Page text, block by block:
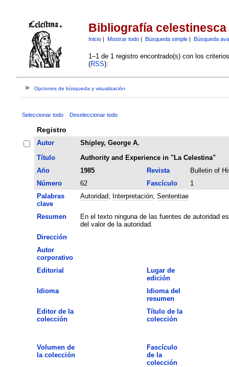
Bibliografía celestinesca
Inicio| Mostrar todo| Búsqueda simple| Búsqueda
1–1 de 1 registro encontrado(s) con los
(RSS):
Opciones de búsqueda y visualización
Seleccionar todo Deseleccionar todo
Registro
Autor
Shipley, George A.
Título
Authority and Experience in "La Celestina"
Año
1985 Revista
Bulletin of
Número
62 Fascículo
1
Palabras
clave
Autoridad; Interpretación; Sententiae
Resumen
En el texto ninguna de las fuentes de autoridad
del valor de la autoridad.
Dirección
Autor
corporativo
Editorial
Lugar de
edición
Idioma
Idioma del
resumen
Editor de la
colección
Título de la
colección
Volumen de
la colección
Fascículo
de la
colección